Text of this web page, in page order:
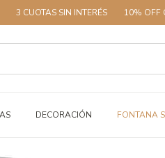
CUOTAS SIN INTERÉS 10% OFF CON
DECORACIÓN FONTANA